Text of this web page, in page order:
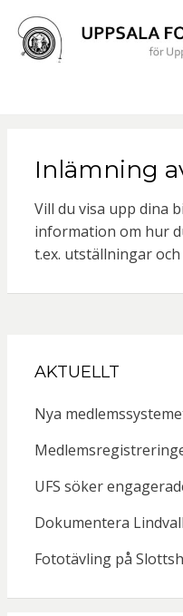
Inlämning
Vill du visa upp dina
information om hur
t.ex. utställningar
AKTUELLT
Nya
UFS söker
Dokumentera
Fototävling på